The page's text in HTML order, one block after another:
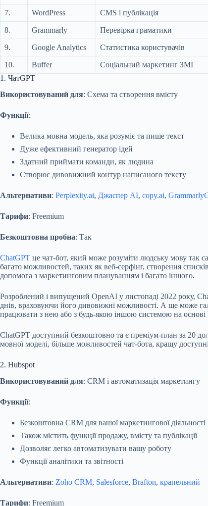
7. WordPress CMS і публікація
8. Grammarly Перевірка граматики
9. Google Analytics Статистика користувачів
10. Buffer Соціальний маркетинг ЗМІ
1. ЧатGPT
Використовуваний для: Схема та створення вмісту
Функції:
Велика мовна модель, яка розуміє та пише текст
Дуже ефективний генератор ідей
Здатний приймати команди, як людина
Створює дивовижний контур написаного тексту
Альтернативи: Perplexity.ai, Джаспер AI, copy.ai,
Тарифи: Freemium
Безкоштовна пробна: Так
ChatGPT це чат-бот, який може розуміти людську мову так
багато можливостей, таких як веб-серфінг, створення
допомога з маркетинговим плануванням і багато іншого.
Розроблений і випущений OpenAI у листопаді 2022 року,
днів, враховуючи його дивовижні можливості. А ще може
працювати з нею або з будь-якою іншою системою на основі
ChatGPT доступний безкоштовно та є преміум-план за 20
мовної моделі, більше можливостей чат-бота, кращу
2. Hubspot
Використовуваний для: CRM і автоматизація маркетингу
Функції:
Безкоштовна CRM для вашої маркетингової діяльності
Також містить функції продажу, вмісту та публікації
Дозволяє легко автоматизувати вашу роботу
Функції аналітики та звітності
Альтернативи: Zoho CRM, Salesforce, Brafton, крапельний
Тарифи: Freemium